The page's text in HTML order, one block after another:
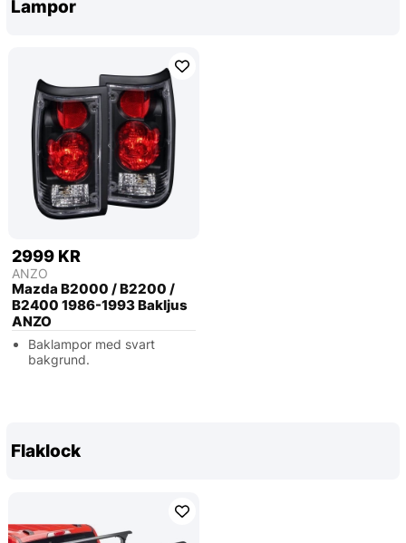
Lampor
2999 KR
ANZO
Mazda B2000 / B2200 /
B2400 1986-1993 Bakljus
ANZO
Baklampor med svart
bakgrund.
Flaklock